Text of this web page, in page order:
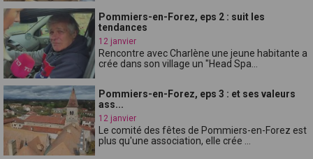
Pommiers-en-Forez, eps 2 : suit les
tendances
12 janvier
Rencontre avec Charlène une jeune habitante a
crée dans son village un "Head Spa...
Pommiers-en-Forez, eps 3 : et ses valeurs
ass...
12 janvier
Le comité des fêtes de Pommiers-en-Forez est
plus qu'une association, elle crée ...